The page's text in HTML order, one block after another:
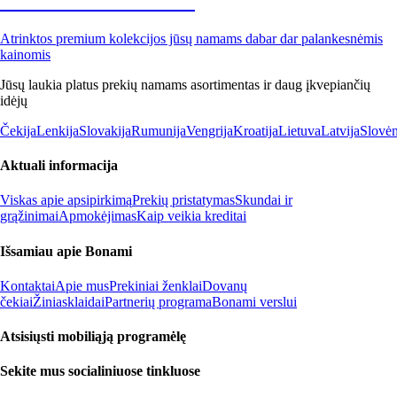
Atrinktos premium kolekcijos jūsų namams dabar dar palankesnėmis
kainomis
Jūsų laukia platus prekių namams asortimentas ir daug įkvepiančių
idėjų
ČekijaLenkijaSlovakijaRumunijaVengrijaKroatijaLietuvaLatvija
Aktuali informacija
Viskas apie apsipirkimąPrekių pristatymasSkundai ir
grąžinimaiApmokėjimasKaip veikia kreditai
Išsamiau apie Bonami
KontaktaiApie musPrekiniai ženklaiDovanų
čekiaiŽiniasklaidaiPartnerių programaBonami verslui
Atsisiųsti mobiliąją programėlę
Sekite mus socialiniuose tinkluose